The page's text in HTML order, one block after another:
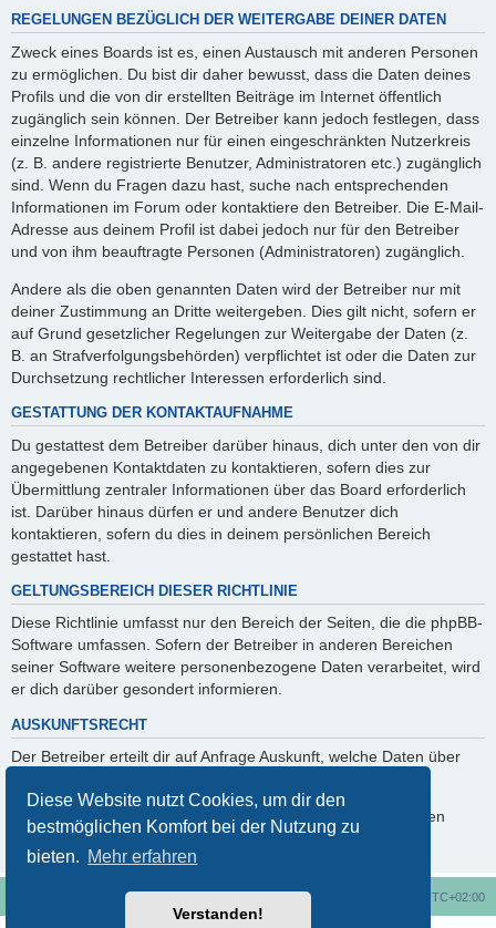
Diese Website nutzt Cookies, um dir den
bestmöglichen Komfort bei der Nutzung zu
bieten. Mehr erfahren
Verstanden!
REGELUNGEN BEZÜGLICH DER WEITERGABE DEINER DATEN
Zweck eines Boards ist es, einen Austausch mit anderen Personen
zu ermöglichen. Du bist dir daher bewusst, dass die Daten deines
Profils und die von dir erstellten Beiträge im Internet öffentlich
zugänglich sein können. Der Betreiber kann jedoch festlegen, dass
einzelne Informationen nur für einen eingeschränkten Nutzerkreis
(z. B. andere registrierte Benutzer, Administratoren etc.) zugänglich
sind. Wenn du Fragen dazu hast, suche nach entsprechenden
Informationen im Forum oder kontaktiere den Betreiber. Die E-Mail-
Adresse aus deinem Profil ist dabei jedoch nur für den Betreiber
und von ihm beauftragte Personen (Administratoren) zugänglich.
Andere als die oben genannten Daten wird der Betreiber nur mit
deiner Zustimmung an Dritte weitergeben. Dies gilt nicht, sofern er
auf Grund gesetzlicher Regelungen zur Weitergabe der Daten (z.
B. an Strafverfolgungsbehörden) verpflichtet ist oder die Daten zur
Durchsetzung rechtlicher Interessen erforderlich sind.
GESTATTUNG DER KONTAKTAUFNAHME
Du gestattest dem Betreiber darüber hinaus, dich unter den von dir
angegebenen Kontaktdaten zu kontaktieren, sofern dies zur
Übermittlung zentraler Informationen über das Board erforderlich
ist. Darüber hinaus dürfen er und andere Benutzer dich
kontaktieren, sofern du dies in deinem persönlichen Bereich
gestattet hast.
GELTUNGSBEREICH DIESER RICHTLINIE
Diese Richtlinie umfasst nur den Bereich der Seiten, die die phpBB-
Software umfassen. Sofern der Betreiber in anderen Bereichen
seiner Software weitere personenbezogene Daten verarbeitet, wird
er dich darüber gesondert informieren.
AUSKUNFTSRECHT
Der Betreiber erteilt dir auf Anfrage Auskunft, welche Daten über
Du kannst jederzeit die Löschung bzw. Sperrung deiner Daten
verlangen. Kontaktiere hierzu bitte den Betreiber.
Foren-Übersicht UTC+02:00
Alle Cookies löschen